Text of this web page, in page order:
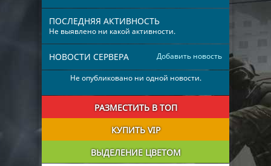
ПОСЛЕДНЯЯ АКТИВНОСТЬ
Не выявлено ни какой активности.
Добавить новость
НОВОСТИ СЕРВЕРА
Не опубликовано ни одной новости.
РАЗМЕСТИТЬ В ТОП
КУПИТЬ VIP
ВЫДЕЛЕНИЕ ЦВЕТОМ